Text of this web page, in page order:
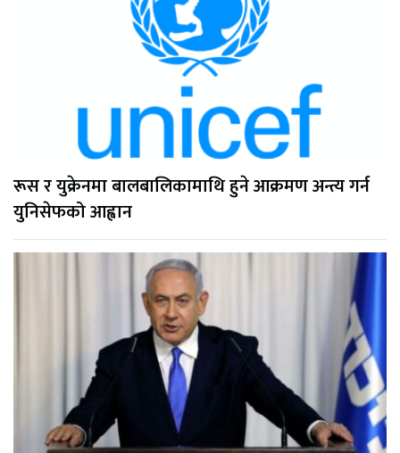
रूस र युक्रेनमा बालबालिकामाथि हुने आक्रमण अन्त्य गर्न
युनिसेफको आह्वान